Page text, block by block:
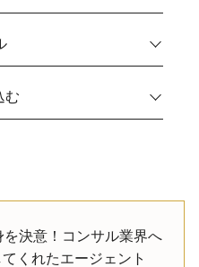
決意！コンサル業界へ
くれたエージェント